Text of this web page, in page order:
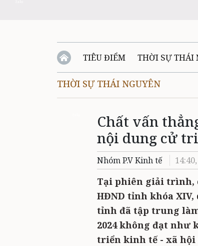
TIÊU ĐIỂM THỜI SỰ THÁI
QUỐC PHÒNG - AN NINH
QUÊ HƯƠNG - ĐẤT NƯỚC
VĂN BẢN, CHÍNH SÁCH MỚI
THỜI SỰ THÁI NGUYÊN
Chất vấn
nội dung cử
Nhóm P.V Kinh tế
Tại phiên giải trình,
HĐND tỉnh khóa XIV,
tỉnh đã tập trung
2024 không đạt như
triển kinh tế - xã hội